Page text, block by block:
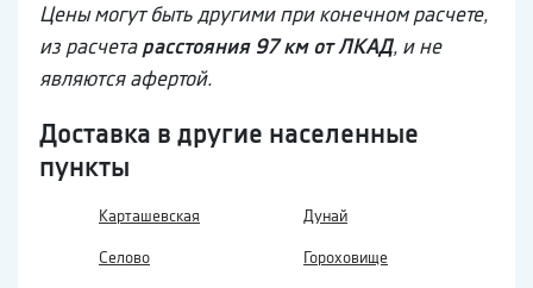
Цены могут быть другими при конечном расчете,
из расчетарасстояния 97 км от ЛКАД, и не
являются афертой.
Доставка в другие населенные
пункты
Карташевская Дунай
Селово Гороховище